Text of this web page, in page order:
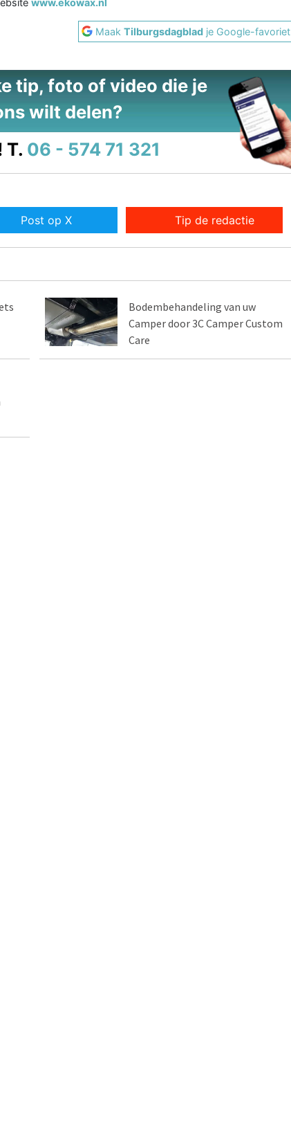
MaakTilburgsdagblad je Google-favoriet
tip, foto of video die je
wilt delen?
T. 06 - 574 71 321
Post op X Tip de redactie
Bodembehandeling van uw
Camper door 3C Camper Custom
Care